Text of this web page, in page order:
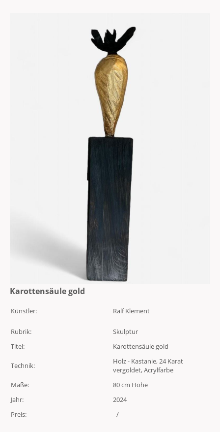
Karottensäule gold
Künstler: Ralf Klement
Rubrik:
Skulptur
Titel:
Karottensäule gold
Technik:
Holz - Kastanie, 24 Karat
vergoldet, Acrylfarbe
Maße:
80 cm Höhe
Jahr:
2024
Preis:
–/–